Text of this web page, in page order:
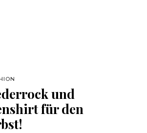
und
für den